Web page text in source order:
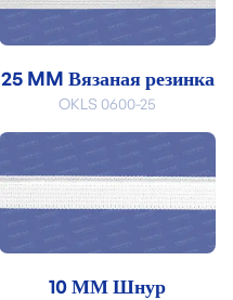
25 MM Вязаная резинка
OKLS 0600-25
10 ММ Шнур